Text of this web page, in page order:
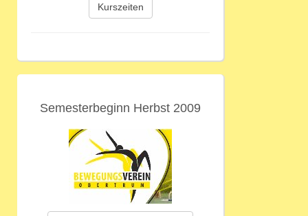
Kurszeiten
Semesterbeginn Herbst 2009